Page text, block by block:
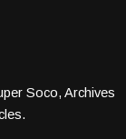
Soco, Archives